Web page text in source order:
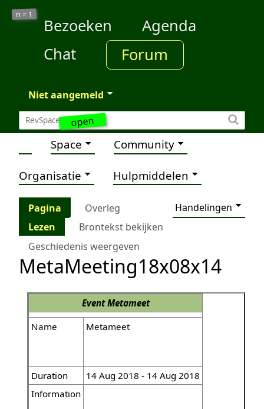
open
n = 1
Bezoeken
Agenda
Chat
Forum
Niet aangemeld
Space Community
Organisatie Hulpmiddelen
Pagina Overleg
Handelingen
Lezen
Brontekst bekijken
Geschiedenis weergeven
MetaMeeting18x08x14
EventMetameet
Name
Metameet
Duration
14 Aug 2018 - 14 Aug 2018
Information